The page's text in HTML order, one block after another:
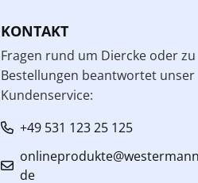
KONTAKT
Fragen rund um Diercke oder zu
Bestellungen beantwortet unser
Kundenservice:
+49 531 123 25 125
de